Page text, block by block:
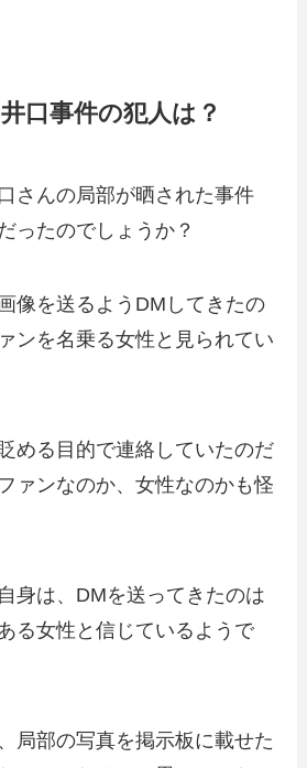
口事件の犯人は？
さんの局部が晒された事件
ったのでしょうか？
像を送るようDMしてきたの
ンを名乗る女性と見られてい
める目的で連絡していたのだ
ァンなのか、女性なのかも怪
身は、DMを送ってきたのは
る女性と信じているようで
局部の写真を掲示板に載せた